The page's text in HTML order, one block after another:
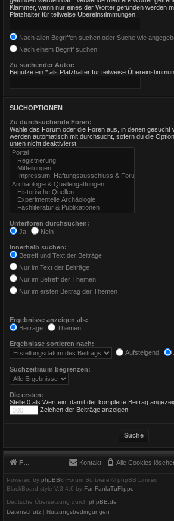
Klammer, wenn nur eines der Wörter gefunden werden
Platzhalter für teilweise Übereinstimmungen.
Nach allen Begriffen suchen oder Suche wie
Nach einem Begriff suchen
Zu suchender Autor:
Benutze ein * als Platzhalter für teilweise
SUCHOPTIONEN
Zu durchsuchende Foren:
Wähle das Forum oder die Foren aus, in denen gesucht
werden automatisch mit durchsucht, sofern du die
unten nicht deaktivierst.
Unterforen durchsuchen:
Ja
Nein
Innerhalb suchen:
Betreff und Text der Beiträge
Nur im Text der Beiträge
Nur im Betreff der Themen
Nur im ersten Beitrag der Themen
Ergebnisse anzeigen als:
Beiträge
Themen
Ergebnisse sortieren nach:
Aufsteigend
Suchzeitraum begrenzen:
Die ersten:
Stelle 0 als Wert ein, damit der komplette Beitrag
Zeichen der Beiträge anzeigen
Foren-Übersicht Alle Cookies
Kontakt
Powered by phpBB® Forum Software © phpBB Limited
BlackBoard style V.3.4.6 by FanFanlaTuFlippe
Deutsche Übersetzung durch phpBB.de
Datenschutz | Nutzungsbedingungen